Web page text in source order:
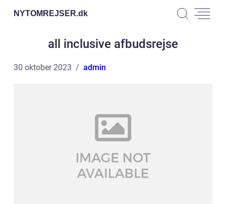
NYTOMREJSER.dk
all inclusive afbudsrejse
30 oktober 2023 admin